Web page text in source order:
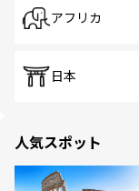
アフリカ
日本
人気スポット